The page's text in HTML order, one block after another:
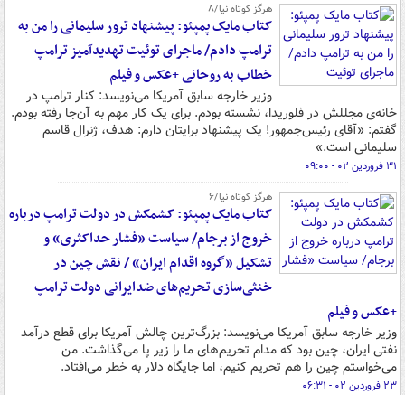
هرگز کوتاه نیا/۸
کتاب مایک پمپئو: پیشنهاد ترور سلیمانی را من به
ترامپ دادم/ ماجرای توئیت تهدیدآمیز ترامپ
خطاب به روحانی +عکس و فیلم
وزیر خارجه سابق آمریکا می‌نویسد: کنار ترامپ در
خانه‌ی مجللش در فلوریدا، نشسته بودم. برای یک کار مهم به آن‌جا رفته بودم.
گفتم: «آقای رئیس‌جمهور! یک پیشنهاد برایتان دارم: هدف، ژنرال قاسم
سلیمانی است.»
۳۱ فروردین ۰۲ - ۰۹:۰۰
هرگز کوتاه نیا/۶
کتاب مایک پمپئو: کشمکش در دولت ترامپ درباره
خروج از برجام/ سیاست «فشار حداکثری» و
تشکیل «گروه اقدام ایران» / نقش چین در
خنثی‌سازی تحریم‌های ضدایرانی دولت ترامپ
+عکس و فیلم
وزیر خارجه سابق آمریکا می‌نویسد: بزرگ‌ترین چالش آمریکا برای قطع درآمد
نفتی ایران، چین بود که مدام تحریم‌های ما را زیر پا می‌گذاشت. من
می‌خواستم چین را هم تحریم کنیم، اما جایگاه دلار به خطر می‌افتاد.
۲۳ فروردین ۰۲ - ۰۶:۳۱